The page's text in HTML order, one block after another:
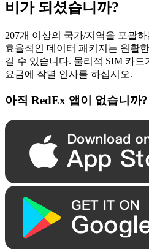
비가 되셨습니까?
207개 이상의 국가/지역을 포괄
효율적인 데이터 패키지는 원활
길 수 있습니다. 물리적 SIM 카드
요금에 작별 인사를 하십시오.
아직 RedEx 앱이 없습니까?